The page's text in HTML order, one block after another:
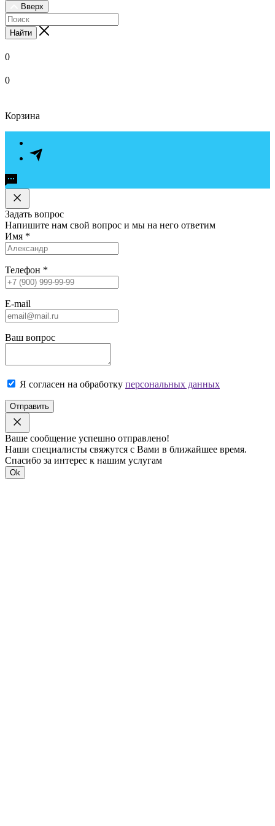
Вверх
Найти
0
0
Корзина
Задать вопрос
Напишите нам свой вопрос и мы на него ответим
Имя *
Телефон *
E-mail
Ваш вопрос
Я согласен на обработку персональных данных
Отправить
Ваше сообщение успешно отправлено!
Наши специалисты свяжутся с Вами в ближайшее время.
Спасибо за интерес к нашим услугам
Ok